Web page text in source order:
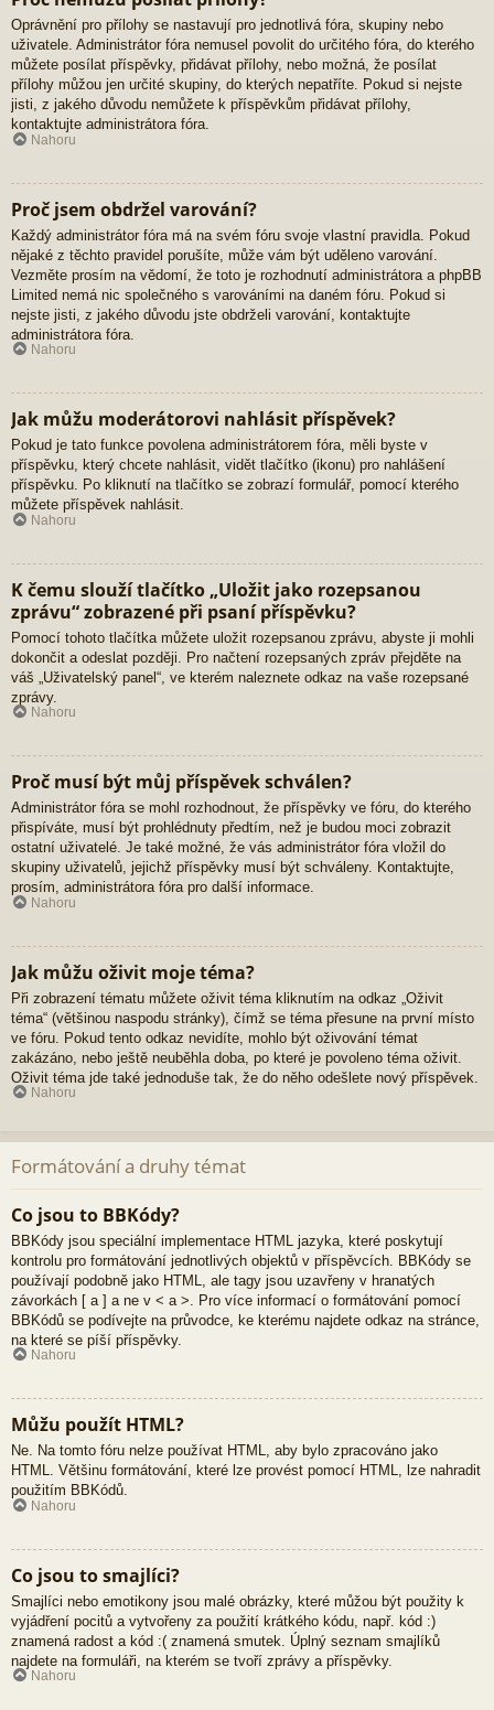
Oprávnění pro přílohy se nastavují pro jednotlivá fóra, skupiny nebo
uživatele. Administrátor fóra nemusel povolit do určitého fóra, do kterého
můžete posílat příspěvky, přidávat přílohy, nebo možná, že posílat
přílohy můžou jen určité skupiny, do kterých nepatříte. Pokud si nejste
jisti, z jakého důvodu nemůžete k příspěvkům přidávat přílohy,
kontaktujte administrátora fóra.
Nahoru
Proč jsem obdržel varování?
Každý administrátor fóra má na svém fóru svoje vlastní pravidla. Pokud
nějaké z těchto pravidel porušíte, může vám být uděleno varování.
Vezměte prosím na vědomí, že toto je rozhodnutí administrátora a phpBB
Limited nemá nic společného s varováními na daném fóru. Pokud si
nejste jisti, z jakého důvodu jste obdrželi varování, kontaktujte
administrátora fóra.
Nahoru
Jak můžu moderátorovi nahlásit příspěvek?
Pokud je tato funkce povolena administrátorem fóra, měli byste v
příspěvku, který chcete nahlásit, vidět tlačítko (ikonu) pro nahlášení
příspěvku. Po kliknutí na tlačítko se zobrazí formulář, pomocí kterého
můžete příspěvek nahlásit.
Nahoru
K čemu slouží tlačítko „Uložit jako rozepsanou
zprávu“ zobrazené při psaní příspěvku?
Pomocí tohoto tlačítka můžete uložit rozepsanou zprávu, abyste ji mohli
dokončit a odeslat později. Pro načtení rozepsaných zpráv přejděte na
váš „Uživatelský panel“, ve kterém naleznete odkaz na vaše rozepsané
zprávy.
Nahoru
Proč musí být můj příspěvek schválen?
Administrátor fóra se mohl rozhodnout, že příspěvky ve fóru, do kterého
přispíváte, musí být prohlédnuty předtím, než je budou moci zobrazit
ostatní uživatelé. Je také možné, že vás administrátor fóra vložil do
skupiny uživatelů, jejichž příspěvky musí být schváleny. Kontaktujte,
prosím, administrátora fóra pro další informace.
Nahoru
Jak můžu oživit moje téma?
Při zobrazení tématu můžete oživit téma kliknutím na odkaz „Oživit
téma“ (většinou naspodu stránky), čímž se téma přesune na první místo
ve fóru. Pokud tento odkaz nevidíte, mohlo být oživování témat
zakázáno, nebo ještě neuběhla doba, po které je povoleno téma oživit.
Oživit téma jde také jednoduše tak, že do něho odešlete nový příspěvek.
Nahoru
Formátování a druhy témat
Co jsou to BBKódy?
BBKódy jsou speciální implementace HTML jazyka, které poskytují
kontrolu pro formátování jednotlivých objektů v příspěvcích. BBKódy se
používají podobně jako HTML, ale tagy jsou uzavřeny v hranatých
závorkách [ a ] a ne v < a >. Pro více informací o formátování pomocí
BBKódů se podívejte na průvodce, ke kterému najdete odkaz na stránce,
na které se píší příspěvky.
Nahoru
Můžu použít HTML?
Ne. Na tomto fóru nelze používat HTML, aby bylo zpracováno jako
HTML. Většinu formátování, které lze provést pomocí HTML, lze nahradit
použitím BBKódů.
Nahoru
Co jsou to smajlíci?
Smajlíci nebo emotikony jsou malé obrázky, které můžou být použity k
vyjádření pocitů a vytvořeny za použití krátkého kódu, např. kód :)
znamená radost a kód :( znamená smutek. Úplný seznam smajlíků
najdete na formuláři, na kterém se tvoří zprávy a příspěvky.
Nahoru